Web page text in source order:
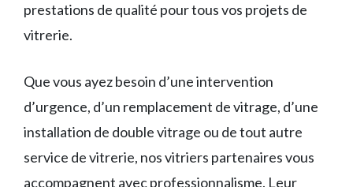
prestations de qualité pour tous vos projets de
vitrerie.
Que vous ayez besoin d’une intervention
d’urgence, d’un remplacement de vitrage, d’une
installation de double vitrage ou de tout autre
service de vitrerie, nos vitriers partenaires vous
accompagnent avec professionnalisme. Leur